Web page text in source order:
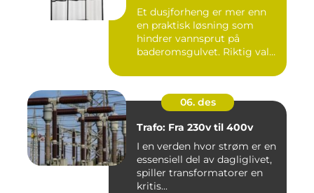
Et dusjforheng er mer enn
en praktisk løsning som
hindrer vannsprut på
baderomsgulvet. Riktig valg
06. des
Trafo: Fra 230v til 400v
I en verden hvor strøm er en
essensiell del av dagliglivet,
spiller transformatorer en
kritis...